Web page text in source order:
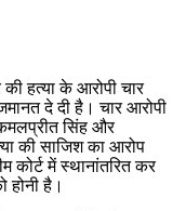
की हत्या के आरोपी चार
दे दी है। चार आरोपी
सिंह और
की साजिश का आरोप
कोर्ट में स्थानांतरित कर
होनी है।